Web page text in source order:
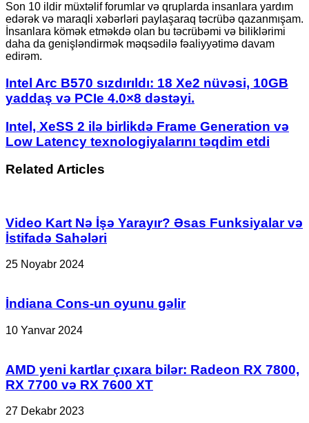
Son 10 ildir müxtəlif forumlar və qruplarda insanlara yardım
edərək və maraqli xəbərləri paylaşaraq təcrübə qazanmışam.
İnsanlara kömək etməkdə olan bu təcrübəmi və biliklərimi
daha da genişləndirmək məqsədilə fəaliyyətimə davam
edirəm.
Intel
Arc
B570
18
Xe2
10GB
4.0×8
dəstəyi.
Intel Arc B570 sızdırıldı: 18 Xe2 nüvəsi, 10GB
yaddaş və PCIe 4.0×8 dəstəyi.
Intel,
XeSS
2
birlikdə
Low
Latency
təqdim
Intel, XeSS 2 ilə birlikdə Frame Generation və
Low Latency texnologiyalarını təqdim etdi
Related Articles
Video Kart Nə İşə Yarayır? Əsas Funksiyalar və
İstifadə Sahələri
25 Noyabr 2024
İndiana Cons-un oyunu gəlir
10 Yanvar 2024
AMD yeni kartlar çıxara bilər: Radeon RX 7800,
RX 7700 və RX 7600 XT
27 Dekabr 2023